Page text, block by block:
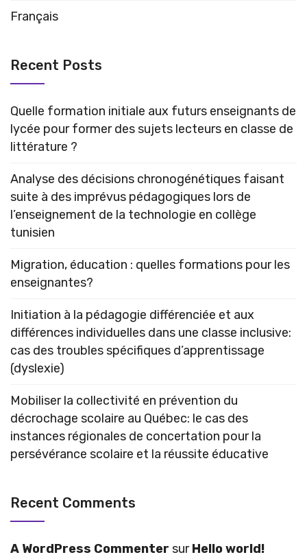
Français
Recent Posts
Quelle formation initiale aux futurs enseignants de
lycée pour former des sujets lecteurs en classe de
littérature ?
Analyse des décisions chronogénétiques faisant
suite à des imprévus pédagogiques lors de
l’enseignement de la technologie en collège
tunisien
Migration, éducation : quelles formations pour les
enseignantes?
Initiation à la pédagogie différenciée et aux
différences individuelles dans une classe inclusive:
cas des troubles spécifiques d’apprentissage
(dyslexie)
Mobiliser la collectivité en prévention du
décrochage scolaire au Québec: le cas des
instances régionales de concertation pour la
persévérance scolaire et la réussite éducative
Recent Comments
A WordPress Commenter surHello world!